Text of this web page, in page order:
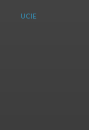
UCIE